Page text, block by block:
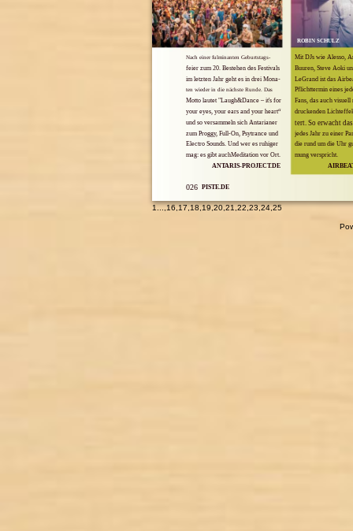
Nach einer fulminanten Geburtstags-
feier zum 20. Bestehen des Festivals
im letzten Jahr geht es in drei Mona-
ten wieder in die nächste Runde. Das
Motto lautet "Laugh&Dance – it's for
your eyes, your ears and your heart“
und so versammeln sich Antarianer
zum Proggy, Full-On, Psytrance und
Electro Sounds. Und wer es ruhiger
mag: es gibt auchMeditation vor Ort.
Mit DJs wie Alesso,
Buuren, Steve Aoki
LeGrand ist das
Pflichttermin eines
Fans, das auch visuell
druckenden
tert. So erwacht
jedes Jahr zu einer
die rund um die Uhr
mung verspricht.
ANTARIS-PROJECT.DE
026 PISTE.DE
ROBIN SCHULZ
1...,16,17,18,19,20,21,22,23,24,25